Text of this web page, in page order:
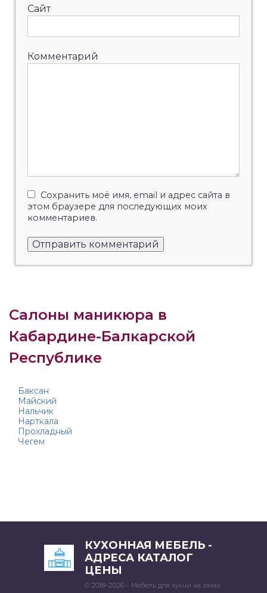
Сайт
Комментарий
Сохранить моё имя, email и адрес сайта в
этом браузере для последующих моих
комментариев.
Салоны маникюра в
Кабардине-Балкарской
Республике
Баксан
Майский
Нальчик
Нарткала
Прохладный
Чегем
КУХОННАЯ МЕБЕЛЬ -
АДРЕСА КАТАЛОГ
ЦЕНЫ
© 2018–2026 – Мебель для кухни на заказ